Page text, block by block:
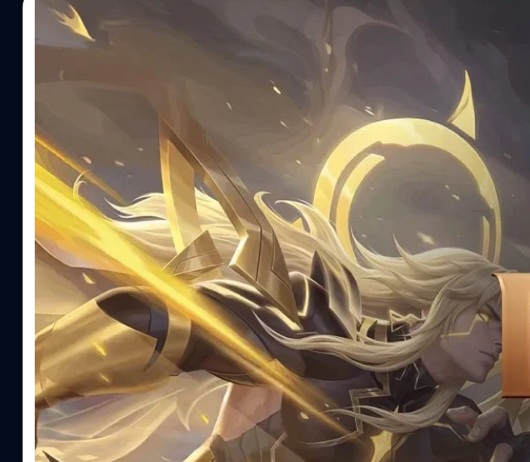
13/01/2026
อมลวรรณ ศรัทธานนท์
Read More
ชวนดูสถิติอาณาจักร RoV ทำไมผ่านไป 9 ปี เกมนี้ยังครองเมือง ?
หลังจาก CK Faswork อยากรู้ว่าทำไมคนถึงติดเกม RoV กันนักหนา จึงโหลดมาเล่นเป็นที่เรียบร้อย แต่ไม่รู้ว่า
ไต่แรงค์ไปบ้างรึยัง หรือหัวอุ่นลบเกมทิ้งไปแล้ว วันนี้ BT เลยอยากจะมาแบไต๋ว่าอาณาจักร RoV ที่เดินทาง
มากว่า 9 ปี ตอนนี้ยิ่งใหญ่ขนาดไหนแล้ว และยังเป็นอันดับ 1 ที่ครองคนไทยได้ยังไงกัน หากพูดถึงเกมมือถือ
ที่เปลี่ยนหน้าประวัติศาสตร์วงการเกมในประเทศไทย ชื่อแรกที่ทุกคนต้องนึกถึงคงหนีไม่พ้น RoV (Arena of
Valor) แม้เวลาจะผ่านไปเกือบ 9 ปีแต่ก็ยังได้รับความนิยมอยู่ ต้องเล่าก่อนว่าเกมนี้เปิดตัวอย่างเป็นทางการ
เมื่อวันที่ 12 ตุลาคม 2016 ที่ไต้หวันเลยครับ และกว่าจะมาให้บริการที่ไทยก็ 2 เดือนให้หลังเลยคือวันที่ 26
ธันวาคม ในปีเดียวกัน เปิดสถิติประชากรเกมเมอร์ใครเล่น RoV บ้าง ? ในปี 2025 RoV ยังคงยืนหนึ่งในฐานะ
เกมบนมือถือที่มีผู้เล่นมากที่สุดในไทยและเอเชียตะวันออกเฉียงใต้ ยอดดาวน์โหลดโดยนับตั้งแต่เปิดตัว มี
ยอดสะสมในไทยไปแล้วกว่า 58 ล้านครั้ง และมีบัญชีผู้เล่นลงทะเบียนกว่า 12 ล้านบัญชี…